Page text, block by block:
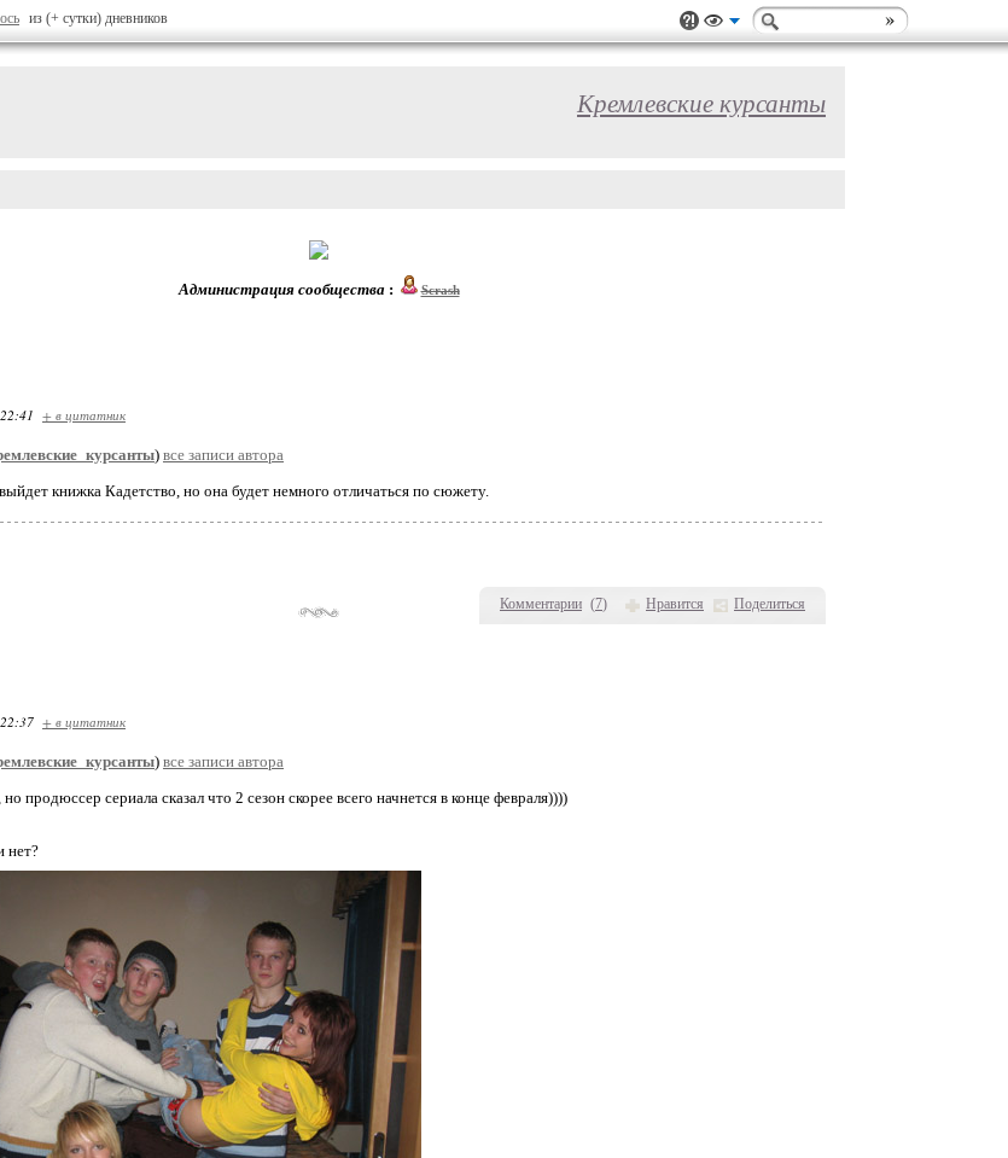
из (+ сутки) дневников
Кремлевские курсанты
Администрация сообщества: Scrash
Комментарии (7) Нравится Поделиться
+ в цитатник
) все записи автора
книжка Кадетство, но она будет немного отличаться по сюжету.
+ в цитатник
) все записи автора
продюссер сериала сказал что 2 сезон скорее всего начнется в конце февраля))))
нет?